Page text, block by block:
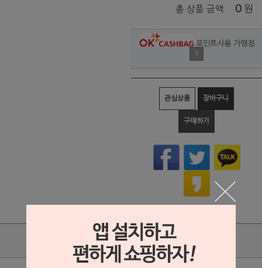
총 상품 금액 0 원
포인트사용 가맹점
?
관심상품 장바구니
구매하기
상품리뷰